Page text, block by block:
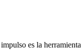
es la